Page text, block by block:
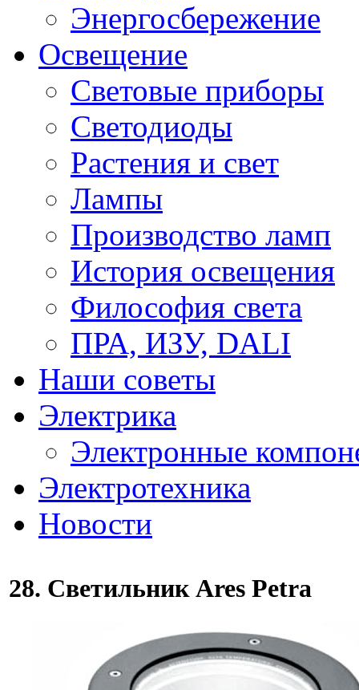
Энергосбережение
Освещение
Световые приборы
Светодиоды
Растения и свет
Лампы
Производство ламп
История освещения
Философия света
ПРА, ИЗУ, DALI
Наши советы
Электрика
Электронные
Электротехника
Новости
28. Светильник Ares Petra